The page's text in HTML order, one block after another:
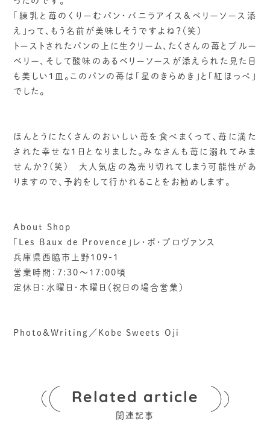
「練乳と苺のくりーむパン・バニラアイス&ベリーソース添
え」って、もう名前が美味しそうですよね？（笑）
トーストされたパンの上に生クリーム、たくさんの苺とブルー
ベリー、そして酸味のあるベリーソースが添えられた見た目
も美しい1皿。このパンの苺は「星のきらめき」と「紅ほっぺ」
でした。
ほんとうにたくさんのおいしい苺を食べまくって、苺に満た
された幸せな1日となりました。みなさんも苺に溺れてみま
せんか？(笑) 大人気店の為売り切れてしまう可能性があ
りますので、予約をして行かれることをお勧めします。
About Shop
「Les Baux de Provence」レ・ボ・プロヴァンス
兵庫県西脇市上野109-1
営業時間：7:30～17:00頃
定休日：水曜日・木曜日（祝日の場合営業）
Photo&Writing／Kobe Sweets Oji
Related article
関連記事